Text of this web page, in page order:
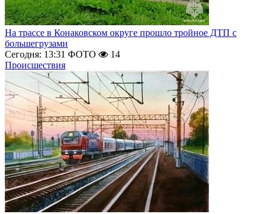
На трассе в Конаковском округе прошло тройное ДТП с
большегрузами
Сегодня: 13:31 ФОТО
14
Происшествия